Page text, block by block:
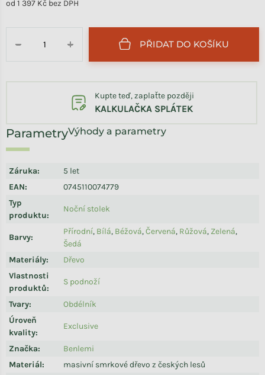
od 1 397 Kč bez DPH
+
− PŘIDAT DO KOŠÍKU
Výhody a parametry
Záruka:
5 let
EAN:
0745110074779
Typ
produktu:
Noční stolek
Barvy:
Přírodní, Bílá, Béžová,Červená, Růžová, Zelená,
Šedá
Materiály:
Dřevo
Vlastnosti
produktů:
S podnoží
Tvary:
Obdélník
Úroveň
kvality:
Exclusive
Značka:
Benlemi
Materiál:
masivní smrkové dřevo z českých lesů
Kupte teď, zaplaťte později
KALKULAČKA SPLÁTEK